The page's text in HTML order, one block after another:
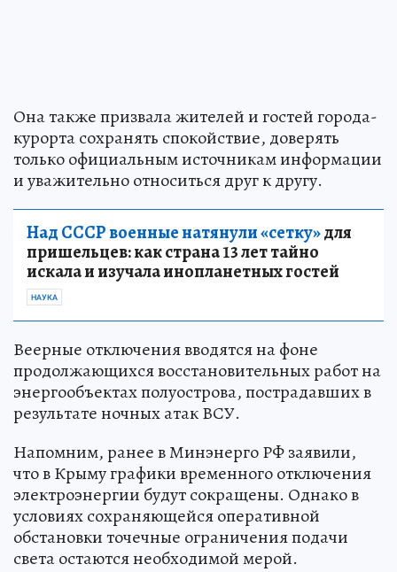
Она также призвала жителей и гостей города-
курорта сохранять спокойствие, доверять
только официальным источникам информации
и уважительно относиться друг к другу.
Над СССР военные натянули «сетку»для
пришельцев: как страна 13 лет тайно
искала и изучала инопланетных гостей
НАУКА
Веерные отключения вводятся на фоне
продолжающихся восстановительных работ на
энергообъектах полуострова, пострадавших в
результате ночных атак ВСУ.
Напомним, ранее в Минэнерго РФ заявили,
что в Крыму графики временного отключения
электроэнергии будут сокращены. Однако в
условиях сохраняющейся оперативной
обстановки точечные ограничения подачи
света остаются необходимой мерой.